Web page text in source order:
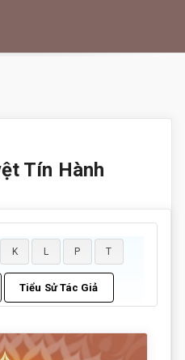
Tín Hành
K L P T
Tiểu Sử Tác Giả